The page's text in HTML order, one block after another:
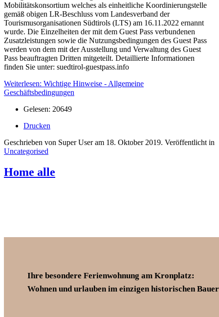
Mobilitätskonsortium welches als einheitliche Koordinierungstelle
gemäß obigen LR-Beschluss vom Landesverband der
Tourismusorganisationen Südtirols (LTS) am 16.11.2022 ernannt
wurde. Die Einzelheiten der mit dem Guest Pass verbundenen
Zusatzleistungen sowie die Nutzungsbedingungen des Guest Pass
werden von dem mit der Ausstellung und Verwaltung des Guest
Pass beauftragten Dritten mitgeteilt. Detaillierte Informationen
finden Sie unter: suedtirol-guestpass.info
Weiterlesen: Wichtige Hinweise - Allgemeine
Geschäftsbedingungen
Gelesen: 20649
Drucken
Geschrieben von Super User am 18. Oktober 2019. Veröffentlicht in
Uncategorised
Home alle
Ihre besondere Ferienwohnung am Kronplatz:
Wohnen und urlauben im einzigen historischen